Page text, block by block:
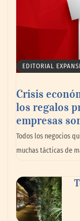
La llanta más
cuesta:
público
Paso a paso:
transición a
InfoBlock
EDITORIAL
Crisis
los regalos
empresas
Todos los negocios
muchas tácticas de